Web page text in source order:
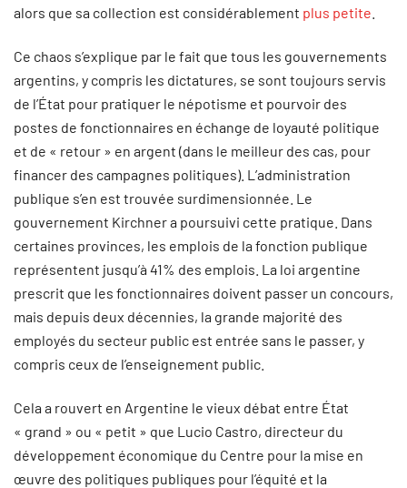
alors que sa collection est considérablement plus petite
Ce chaos s’explique par le fait que tous les gouvernements
argentins, y compris les dictatures, se sont toujours servis
de l’État pour pratiquer le népotisme et pourvoir des
postes de fonctionnaires en échange de loyauté politique
et de « retour » en argent (dans le meilleur des cas, pour
financer des campagnes politiques). L’administration
publique s’en est trouvée surdimensionnée. Le
gouvernement Kirchner a poursuivi cette pratique. Dans
certaines provinces, les emplois de la fonction publique
représentent jusqu’à 41% des emplois. La loi argentine
prescrit que les fonctionnaires doivent passer un concours,
mais depuis deux décennies, la grande majorité des
employés du secteur public est entrée sans le passer, y
compris ceux de l’enseignement public.
Cela a rouvert en Argentine le vieux débat entre État
« grand » ou « petit » que Lucio Castro, directeur du
développement économique du Centre pour la mise en
œuvre des politiques publiques pour l’équité et la